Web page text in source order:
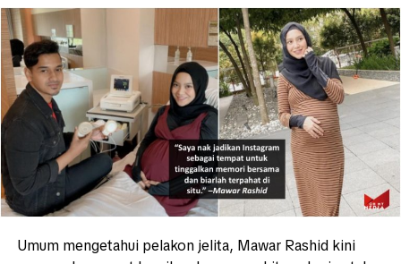
Umum mengetahui pelakon jelita, Mawar Rashid kini